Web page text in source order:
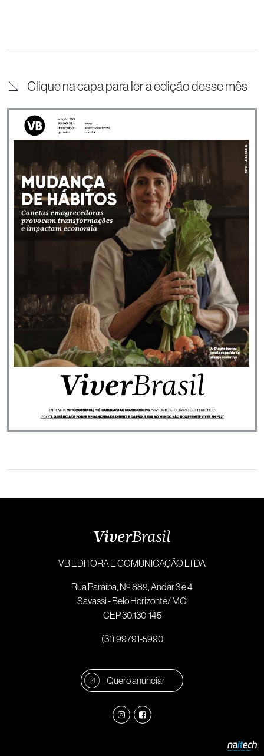
Clique na capa para ler a edição desse mês
VB EDITORA E COMUNICAÇÃO LTDA
Rua Paraíba, Nº 889, Andar 3 e 4
Savassi - Belo Horizonte/ MG
CEP 30.130-145
(31) 99791-5990
Quero anunciar